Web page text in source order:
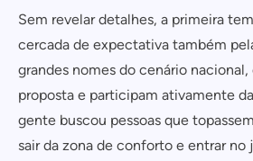
Sem revelar detalhes, a primeira
cercada de expectativa também
grandes nomes do cenário nacional,
proposta e participam ativamente
gente buscou pessoas que
sair da zona de conforto e entrar no